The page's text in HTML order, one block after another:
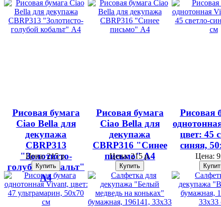
Рисовая бумага
Ciao Bella для
декупажа
CBRP313
"Золотисто-
голубой кобальт"
А4
Цена:215 р.
Рисовая бумага
Ciao Bella для
декупажа
CBRP316 "Синее
письмо" А4
Цена:215 р.
Рисовая
цвет: 45
синяя,
Цена: